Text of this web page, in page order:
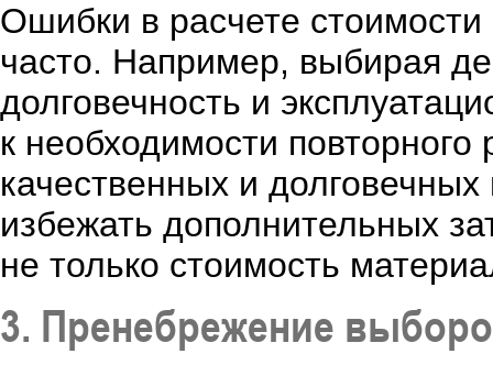
Ошибки в расчете стоимости
часто. Например, выбирая
долговечность и
к необходимости
качественных и
избежать дополнительных
не только стоимость
3. Пренебрежение